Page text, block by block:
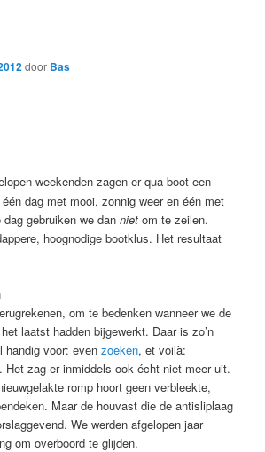
door Bas
weekenden zagen er qua boot een
dag met mooi, zonnig weer en één met
dag gebruiken we danniet om te zeilen.
hoognodige bootklus. Het resultaat
om te bedenken wanneer we de
laatst hadden bijgewerkt. Daar is zo’n
handig voor: evenzoeken, et voilà:
. Het zag er inmiddels ook écht niet meer uit.
romp hoort geen verbleekte,
Maar de houvast die de antisliplaag
We werden afgelopen jaar
om overboord te glijden.